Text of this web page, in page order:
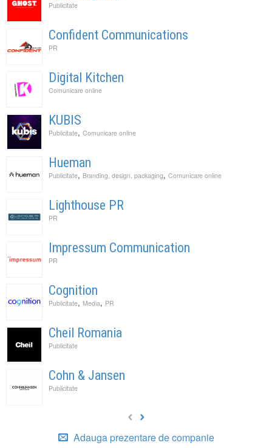
Publicitate
Confident Communications
PR
Digital Kitchen
Comunicare online
KUBIS
Publicitate, Comunicare online
Hueman
Publicitate, Branding, design, packaging, Comunicare online
Lighthouse PR
PR
Impressum Communication
PR
Cognition
Publicitate, Media, PR
Cheil Romania
Publicitate
Cohn & Jansen
Publicitate
Adauga prezentare de companie